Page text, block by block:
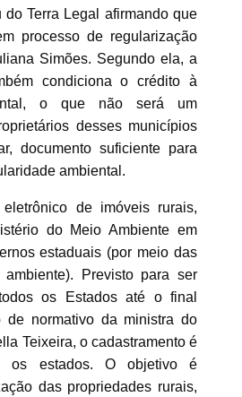
Terra Legal afirmando que
processo de regularização
Simões. Segundo ela, a
condiciona o crédito à
o que não será um
desses municípios
documento suficiente para
ambiental.
de imóveis rurais,
do Meio Ambiente em
estaduais (por meio das
Previsto para ser
os Estados até o final
de normativo da ministra do
Teixeira, o cadastramento é
os estados. O objetivo é
das propriedades rurais,